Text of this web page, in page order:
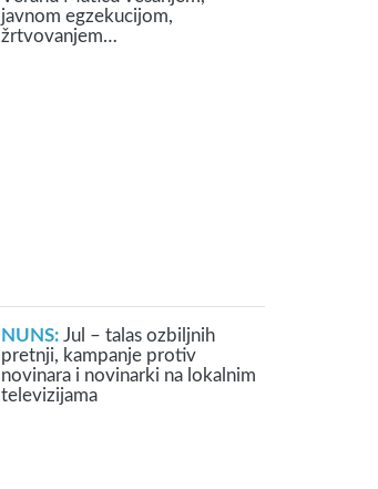
javnom egzekucijom,
žrtvovanjem…
NUNS: Jul – talas ozbiljnih
pretnji, kampanje protiv
novinara i novinarki na lokalnim
televizijama